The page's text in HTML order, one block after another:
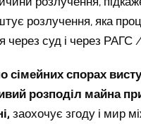
розлучення, яка
через суд і через РАГС
сімейних спорах
розподіл майна
заохочує згоду і мир